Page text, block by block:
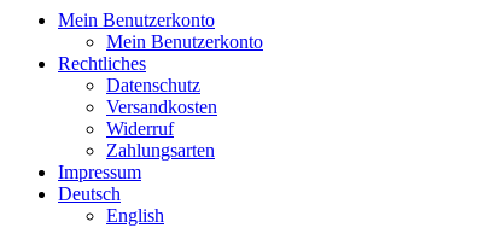
Mein Benutzerkonto
Mein Benutzerkonto
Rechtliches
Datenschutz
Versandkosten
Widerruf
Zahlungsarten
Impressum
Deutsch
English